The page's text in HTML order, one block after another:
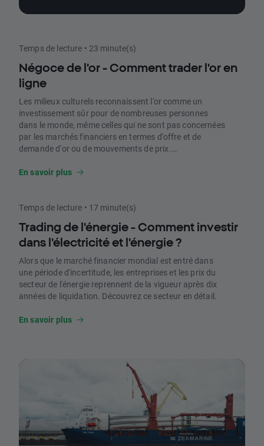
explorer ce que signifient les investissements
choisir la bonne option d'investissement.
Temps de lecture • 23 minute(s)
Négoce de l'or - Comment trader l'or en
ligne
Les milieux culturels reconnaissent l'or comme un
investissement sûr pour de nombreuses personnes
dans le monde, même celles qui ne sont pas concernées
par les marchés financiers en termes d'offre et de
demande d'or ou de mouvements de prix.
conserve sa valeur malgré l'incertitude économique ou
En savoir plus
Temps de lecture • 17 minute(s)
Trading de l'énergie - Comment investir
dans l'électricité et l'énergie ?
Alors que le marché financier mondial est entré dans
une période d'incertitude, les entreprises et les prix du
secteur de l'énergie reprennent de la vigueur après dix
années de liquidation. Découvrez ce secteur en détail.
En savoir plus